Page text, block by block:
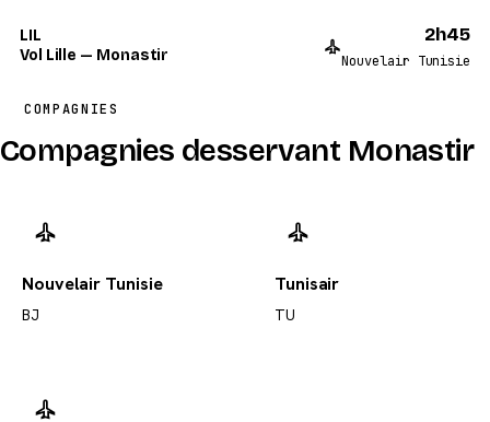
LIL
Vol Lille — Monastir
2h45
Nouvelair Tunisie
COMPAGNIES
Compagnies desservant Monastir
Nouvelair Tunisie
BJ
Tunisair
TU